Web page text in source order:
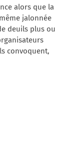
alors que la
jalonnée
deuils plus ou
convoquent,